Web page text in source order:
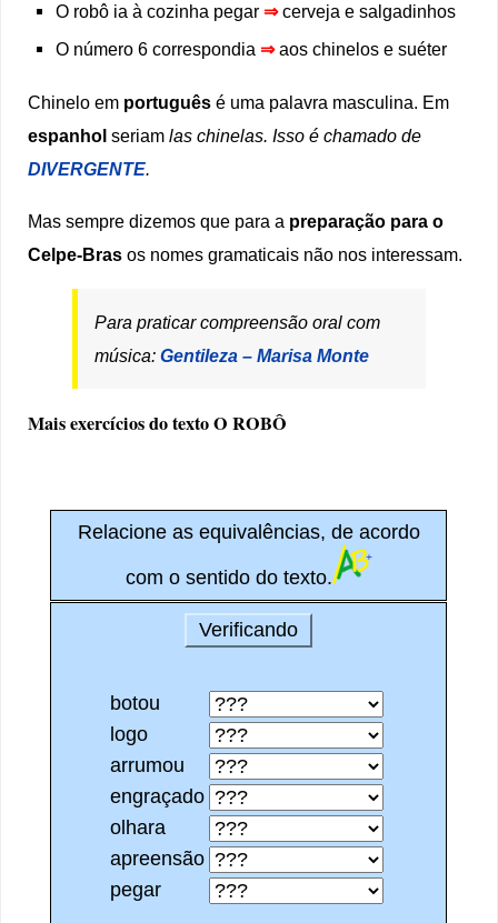
O robô ia à cozinha pegar ⇒cerveja e salgadinhos
O número 6 correspondia ⇒aos chinelos e suéter
Chinelo em português é uma palavra masculina. Em
espanhol seriamlas chinelas. Isso é chamado de
DIVERGENTE.
Mas sempre dizemos que para a preparação para o
Celpe-Bras os nomes gramaticais não nos interessam.
Para praticar compreensão oral com
música:Gentileza – Marisa Monte
Mais exercícios do texto O ROBÔ